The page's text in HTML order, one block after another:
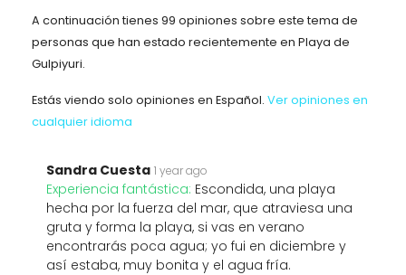
A continuación tienes 99 opiniones sobre este tema de
personas que han estado recientemente en Playa de
Gulpiyuri.
Estás viendo solo opiniones en Español. Ver opiniones en
cualquier idioma
Sandra Cuesta 1 year ago
Experiencia fantástica: Escondida, una playa
hecha por la fuerza del mar, que atraviesa una
gruta y forma la playa, si vas en verano
encontrarás poca agua; yo fui en diciembre y
así estaba, muy bonita y el agua fría.